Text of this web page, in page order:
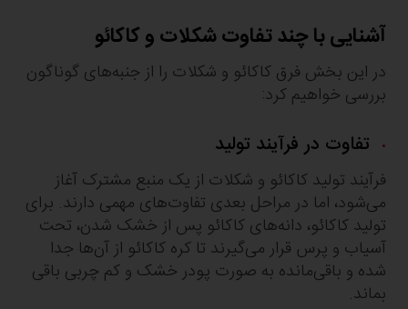
آشنایی با چند تفاوت‌ شکلات و کاکائو
در این بخش فرق کاکائو و شکلات را از جنبه‌های گوناگون
بررسی خواهیم کرد:
تفاوت در فرآیند تولید
فرآیند تولید کاکائو و شکلات از یک منبع مشترک آغاز
می‌شود، اما در مراحل بعدی تفاوت‌های مهمی دارند. برای
تولید کاکائو، دانه‌های کاکائو پس از خشک شدن، تحت
آسیاب و پرس قرار می‌گیرند تا کره کاکائو از آن‌ها جدا
شده و باقی‌مانده به صورت پودر خشک و کم چربی باقی
بماند.